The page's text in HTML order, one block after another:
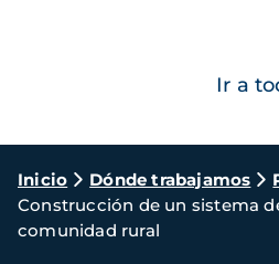
Ir a
Ruta
de
navegación
Inicio Dónde trabajamos
Construcción de un sistema
comunidad rural